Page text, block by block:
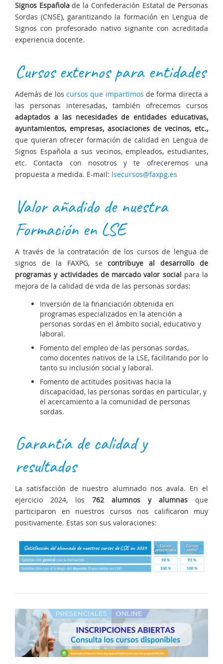
Signos Españolade la Confederación Estatal de Personas
Sordas (CNSE), garantizando la formación en Lengua de
Signos con profesorado nativo signante con acreditada
experiencia docente.
Cursos externos para entidades
Además de los cursos que impartimos de forma directa a
las personas interesadas, también ofrecemos cursos
adaptados a las necesidades de entidades educativas,
ayuntamientos, empresas, asociaciones de vecinos, etc.,
que quieran ofrecer formación de calidad en Lengua de
Signos Española a sus vecinos, empleados, estudiantes,
etc. Contacta con nosotros y te ofreceremos una
propuesta a medida. E-mail: lsecursos@faxpg.es
Valor añadido de nuestra
Formación en LSE
A través de la contratación de los cursos de lengua de
signos de la FAXPG, secontribuye al desarrollo de
programas y actividades de marcado valor social para la
mejora de la calidad de vida de las personas sordas:
Inversión de la financiación obtenida en
programas especializados en la atención a
personas sordas en el ámbito social, educativo y
laboral.
Fomento del empleo de las personas sordas,
como docentes nativos de la LSE, facilitando por lo
tanto su inclusión social y laboral.
Fomento de actitudes positivas hacia la
discapacidad, las personas sordas en particular, y
el acercamiento a la comunidad de personas
sordas.
Garantía de calidad y
resultados
La satisfacción de nuestro alumnado nos avala. En el
ejercicio 2024, los 762 alumnos y alumnas que
participaron en nuestros cursos nos calificaron muy
positivamente. Estas son sus valoraciones: